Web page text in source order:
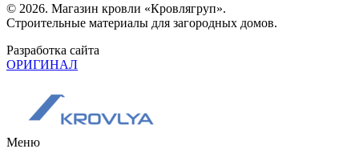
© 2026. Магазин кровли «Кровлягруп».
Строительные материалы для загородных домов.
Разработка сайта
ОРИГИНАЛ
Меню